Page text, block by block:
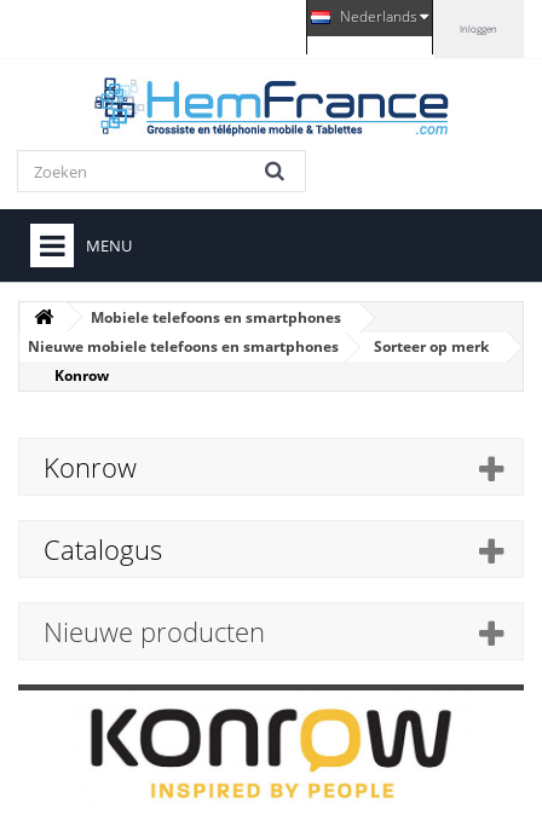
Inloggen
Nederlands
MENU
Mobiele telefoons en smartphones
Nieuwe mobiele telefoons en smartphones
Sorteer op merk
Konrow
Konrow
Catalogus
Nieuwe producten